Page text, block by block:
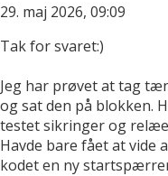
29. maj 2026, 09:09
Tak for svaret:)
Jeg har prøvet at tag
og sat den på blokken.
testet sikringer og
Havde bare fået at vide
kodet en ny